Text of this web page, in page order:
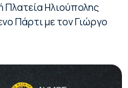
Πλατεία Ηλιούπολης
Πάρτι με τον Γιώργο